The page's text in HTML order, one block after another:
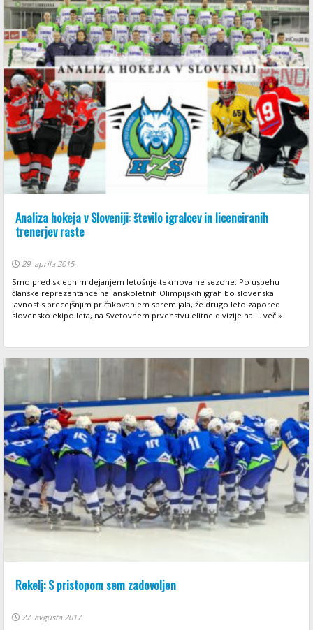
Analiza hokeja v Sloveniji: število igralcev in licenciranih
trenerjev raste
29. aprila 2015
Smo pred sklepnim dejanjem letošnje tekmovalne sezone. Po uspehu
članske reprezentance na lanskoletnih Olimpijskih igrah bo slovenska
javnost s precejšnjim pričakovanjem spremljala, že drugo leto zapored
slovensko ekipo leta, na Svetovnem prvenstvu elitne divizije na ... več »
Rekelj: S pristopom sem zadovoljen
27. avgusta 2017